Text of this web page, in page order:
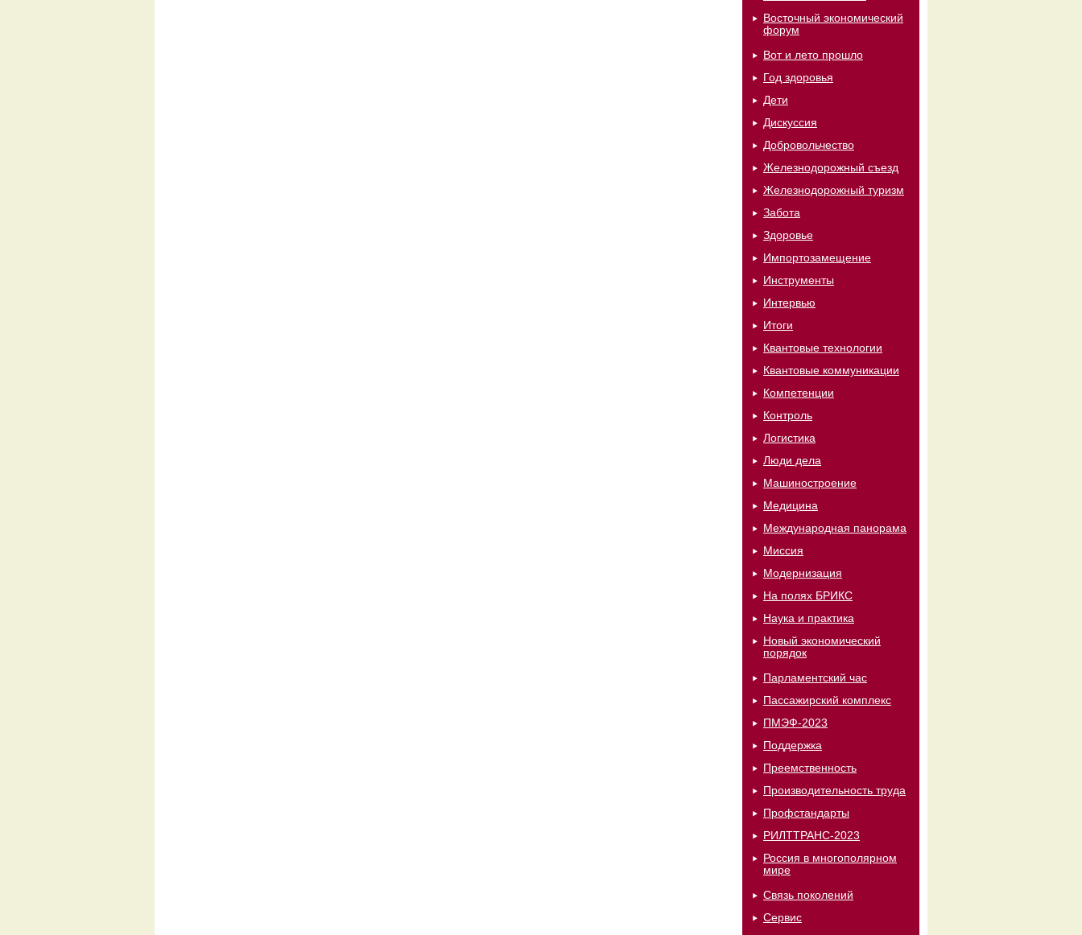
Восточный экономический
форум
Вот и лето прошло
Год здоровья
Дети
Дискуссия
Добровольчество
Железнодорожный съезд
Железнодорожный туризм
Забота
Здоровье
Импортозамещение
Инструменты
Интервью
Итоги
Квантовые технологии
Квантовые коммуникации
Компетенции
Контроль
Логистика
Люди дела
Машиностроение
Медицина
Международная панорама
Миссия
Модернизация
На полях БРИКС
Наука и практика
Новый экономический
порядок
Парламентский час
Пассажирский комплекс
ПМЭФ-2023
Поддержка
Преемственность
Производительность труда
Профстандарты
РИЛТТРАНС-2023
Россия в многополярном
мире
Связь поколений
Сервис